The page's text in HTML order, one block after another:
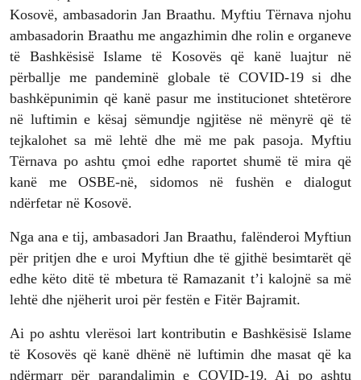
Kosovë, ambasadorin Jan Braathu. Myftiu Tërnava njohu
ambasadorin Braathu me angazhimin dhe rolin e organeve
të Bashkësisë Islame të Kosovës që kanë luajtur në
përballje me pandeminë globale të COVID-19 si dhe
bashkëpunimin që kanë pasur me institucionet shtetërore
në luftimin e kësaj sëmundje ngjitëse në mënyrë që të
tejkalohet sa më lehtë dhe më me pak pasoja. Myftiu
Tërnava po ashtu çmoi edhe raportet shumë të mira që
kanë me OSBE-në, sidomos në fushën e dialogut
ndërfetar në Kosovë.
Nga ana e tij, ambasadori Jan Braathu, falënderoi Myftiun
për pritjen dhe e uroi Myftiun dhe të gjithë besimtarët që
edhe këto ditë të mbetura të Ramazanit t’i kalojnë sa më
lehtë dhe njëherit uroi për festën e Fitër Bajramit.
Ai po ashtu vlerësoi lart kontributin e Bashkësisë Islame
të Kosovës që kanë dhënë në luftimin dhe masat që ka
ndërmarr për parandalimin e COVID-19. Ai po ashtu